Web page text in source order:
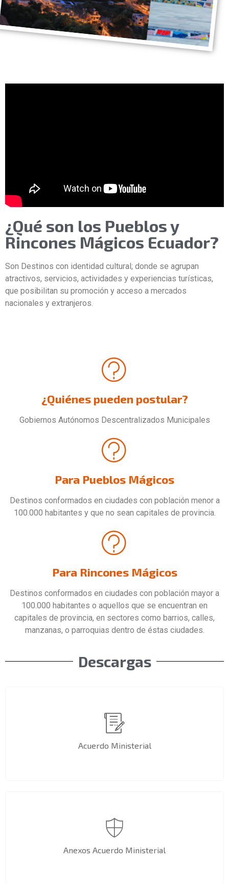
¿Qué son los Pueblos y
Rincones Mágicos Ecuador?
Son Destinos con identidad cultural; donde se agrupan
atractivos, servicios, actividades y experiencias turísticas,
que posibilitan su promoción y acceso a mercados
nacionales y extranjeros.
¿Quiénes pueden postular?
Gobiernos Autónomos Descentralizados Municipales
Para Pueblos Mágicos
Destinos conformados en ciudades con población menor a
100.000 habitantes y que no sean capitales de provincia.
Para Rincones Mágicos
Destinos conformados en ciudades con población mayor a
100.000 habitantes o aquellos que se encuentran en
capitales de provincia, en sectores como barrios, calles,
manzanas, o parroquias dentro de éstas ciudades.
Descargas
Acuerdo Ministerial
Anexos Acuerdo Ministerial